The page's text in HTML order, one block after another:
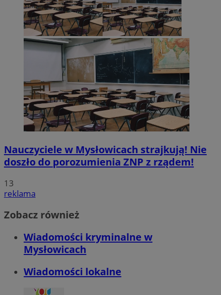
Nauczyciele w Mysłowicach strajkują! Nie
doszło do porozumienia ZNP z rządem!
13
reklama
Zobacz również
Wiadomości kryminalne w
Mysłowicach
Wiadomości lokalne